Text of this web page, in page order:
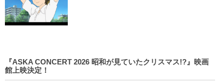
『ASKA CONCERT 2026 昭和が見ていたクリスマス!?』映画
館上映決定！